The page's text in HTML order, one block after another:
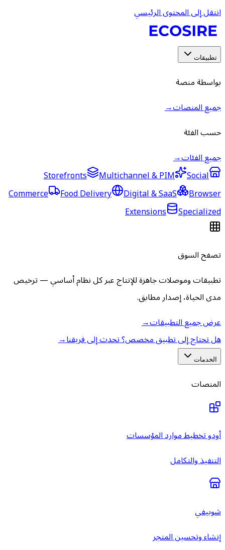
انتقل إلى المحتوى الرئيسي
تطبيقات
بواسطة منصة
جميع المنصات→
حسب الفئة
جميع الفئات→
Storefronts
Multichannel & PIM
Social
Commerce
Food Delivery Digital & SaaS
Browser
Extensions
Specialized
تصفح السوق
تطبيقات وموصلات جاهزة للإنتاج عبر كل نظام أساسي — ترخيص
مدى الحياة، إصدار مطابق.
عرض جميع التطبيقات→
هل تحتاج إلى تطبيق مخصص؟ تحدث إلى فريقنا→
الخدمات
المنصات
أودو تخطيط موارد المؤسسات
التنفيذ والتكامل
شوبيفي
إنشاء وتحسين المتجر